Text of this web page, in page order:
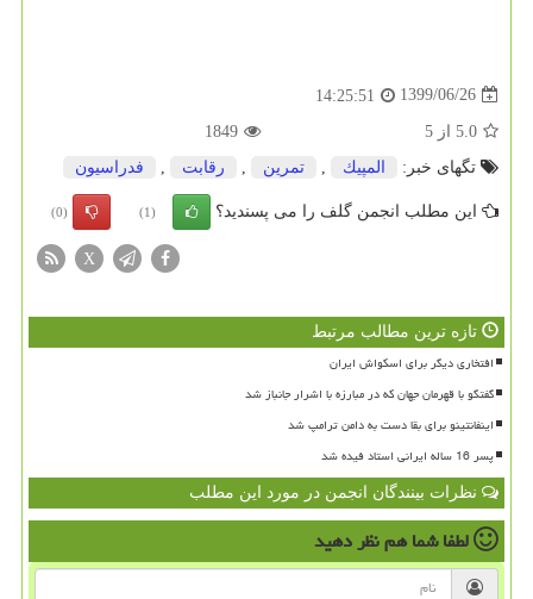
1399/06/26
14:25:51
5.0 از 5
1849
تگهای خبر:
المپیك تمرین رقابت فدراسیون
این مطلب انجمن گلف را می پسندید؟ (1)
(0)
X
تازه ترین مطالب مرتبط
افتخاری دیگر برای اسکواش ایران
گفتگو با قهرمان جهان که در مبارزه با اشرار جانباز شد
اینفانتینو برای بقا دست به دامن ترامپ شد
پسر 16 ساله ایرانی استاد فیده شد
نظرات بینندگان انجمن در مورد این مطلب
لطفا شما همنظر دهید